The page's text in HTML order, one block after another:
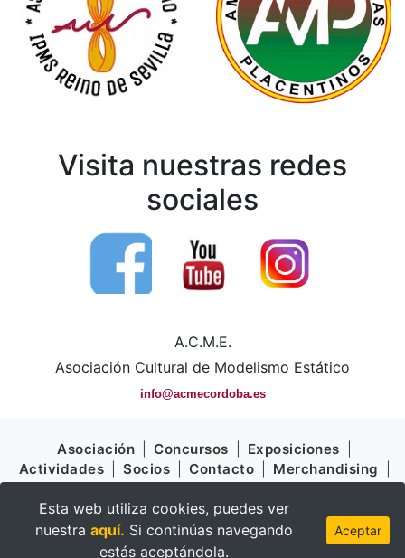
Esta web utiliza cookies, puedes ver
nuestra aquí. Si continúas navegando
estás aceptándola.
Aceptar
Visita nuestras redes
sociales
A.C.M.E.
Asociación Cultural de Modelismo Estático
info@acmecordoba.es
Asociación Concursos Exposiciones
Actividades
Socios Contacto Merchandising
Aviso Legal | Política de Cookies |
Política de
Privacidad